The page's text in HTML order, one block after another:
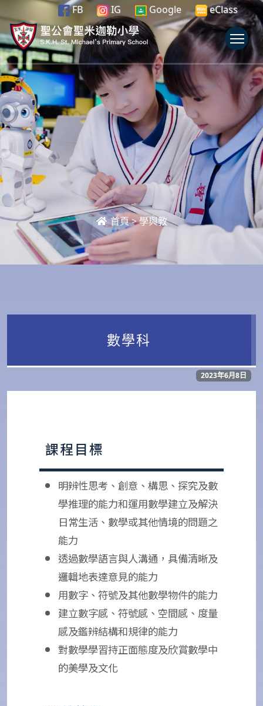
FB IG Google eClass
首頁>學與教
數學科
2023年6月8日
課程目標
明辨性思考、創意、構思、探究及數
學推理的能力和運用數學建立及解決
日常生活、數學或其他情境的問題之
能力
透過數學語言與人溝通，具備清晰及
邏輯地表達意見的能力
用數字、符號及其他數學物件的能力
建立數字感、符號感、空間感、度量
感及鑑辨結構和規律的能力
對數學學習持正面態度及欣賞數學中
的美學及文化